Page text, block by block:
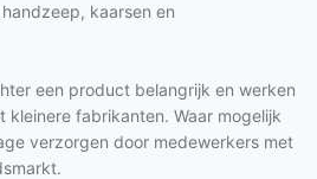
kaarsen en
een product belangrijk en werken
kleinere fabrikanten. Waar mogelijk
verzorgen door medewerkers met